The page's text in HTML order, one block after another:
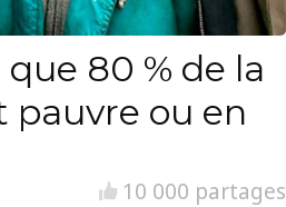
80 % de la
pauvre ou en
10 000 partages